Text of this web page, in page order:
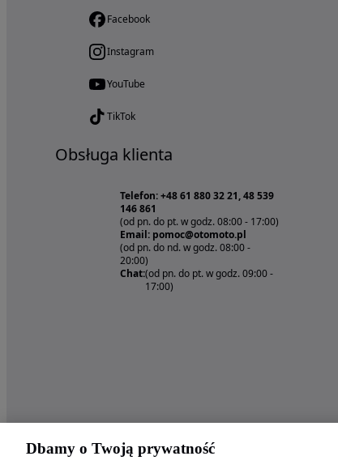
Facebook
Instagram
YouTube
TikTok
Obsługa klienta
Telefon: +48 61 880 32 21, 48 539
146 861
(od pn. do pt. w godz. 08:00 - 17:00)
Email: pomoc@otomoto.pl
(od pn. do nd. w godz. 08:00 -
20:00)
Chat:(od pn. do pt. w godz. 09:00 -
17:00)
Dbamy o Twoją prywatność